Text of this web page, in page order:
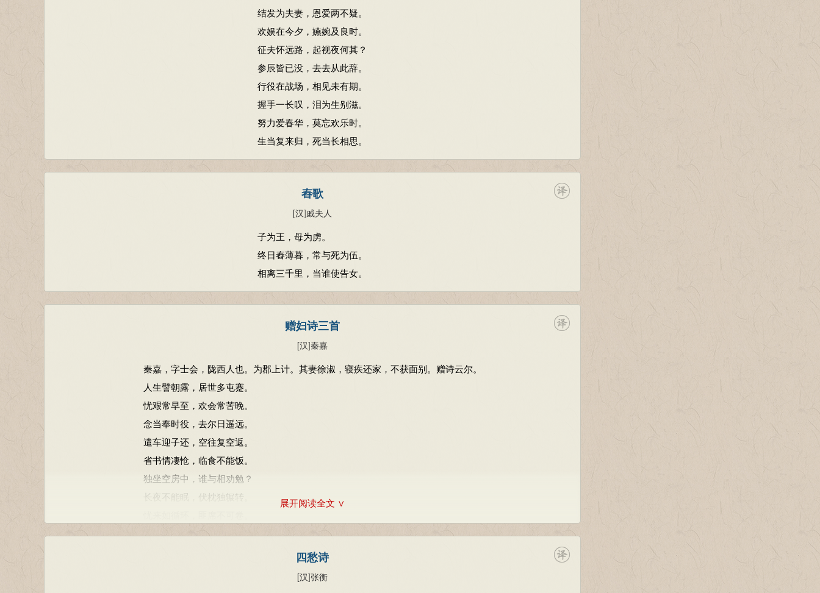
何缘交颈为鸳鸯，胡颉颃兮共翱翔！
凰兮凰兮从我栖，得托孳尾永为妃。
交情通意心和谐，中夜相从知者谁？
双翼俱起翻高飞，无感我思使余悲。
结发为夫妻，恩爱两不疑。
欢娱在今夕，嬿婉及良时。
征夫怀远路，起视夜何其？
参辰皆已没，去去从此辞。
行役在战场，相见未有期。
握手一长叹，泪为生别滋。
努力爱春华，莫忘欢乐时。
生当复来归，死当长相思。
舂歌
[汉]戚夫人
子为王，母为虏。
终日舂薄暮，常与死为伍。
相离三千里，当谁使告女。
赠妇诗三首
[汉]秦嘉
秦嘉，字士会，陇西人也。为郡上计。其妻徐淑，寝疾还家，不获面别。赠诗云尔。
人生譬朝露，居世多屯蹇。
忧艰常早至，欢会常苦晚。
念当奉时役，去尔日遥远。
遣车迎子还，空往复空返。
省书情凄怆，临食不能饭。
独坐空房中，谁与相劝勉？
长夜不能眠，伏枕独辗转。
展开阅读全文 ∨
四愁诗
[汉]张衡